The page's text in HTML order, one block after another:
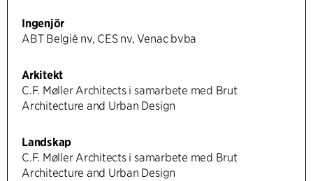
Ingenjör
ABT België nv, CES nv, Venac bvba
Arkitekt
C.F. Møller Architects i samarbete med Brut
Architecture and Urban Design
Landskap
C.F. Møller Architects i samarbete med Brut
Architecture and Urban Design